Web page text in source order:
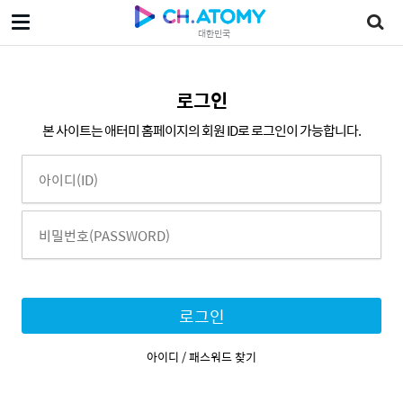
대한민국
로그인
본 사이트는 애터미 홈페이지의 회원 ID로 로그인이 가능합니다.
로그인
아이디 / 패스워드 찾기